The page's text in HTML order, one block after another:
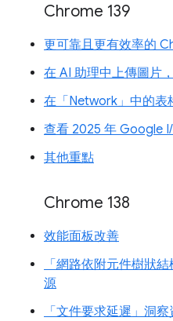
Chrome 139
更可靠且更有效率的
在 AI 助理中上傳圖片
在「Network」中的表
查看 2025 年 Google
其他重點
Chrome 138
效能面板改善
「網路依附元件樹狀
源
「文件要求延遲」洞